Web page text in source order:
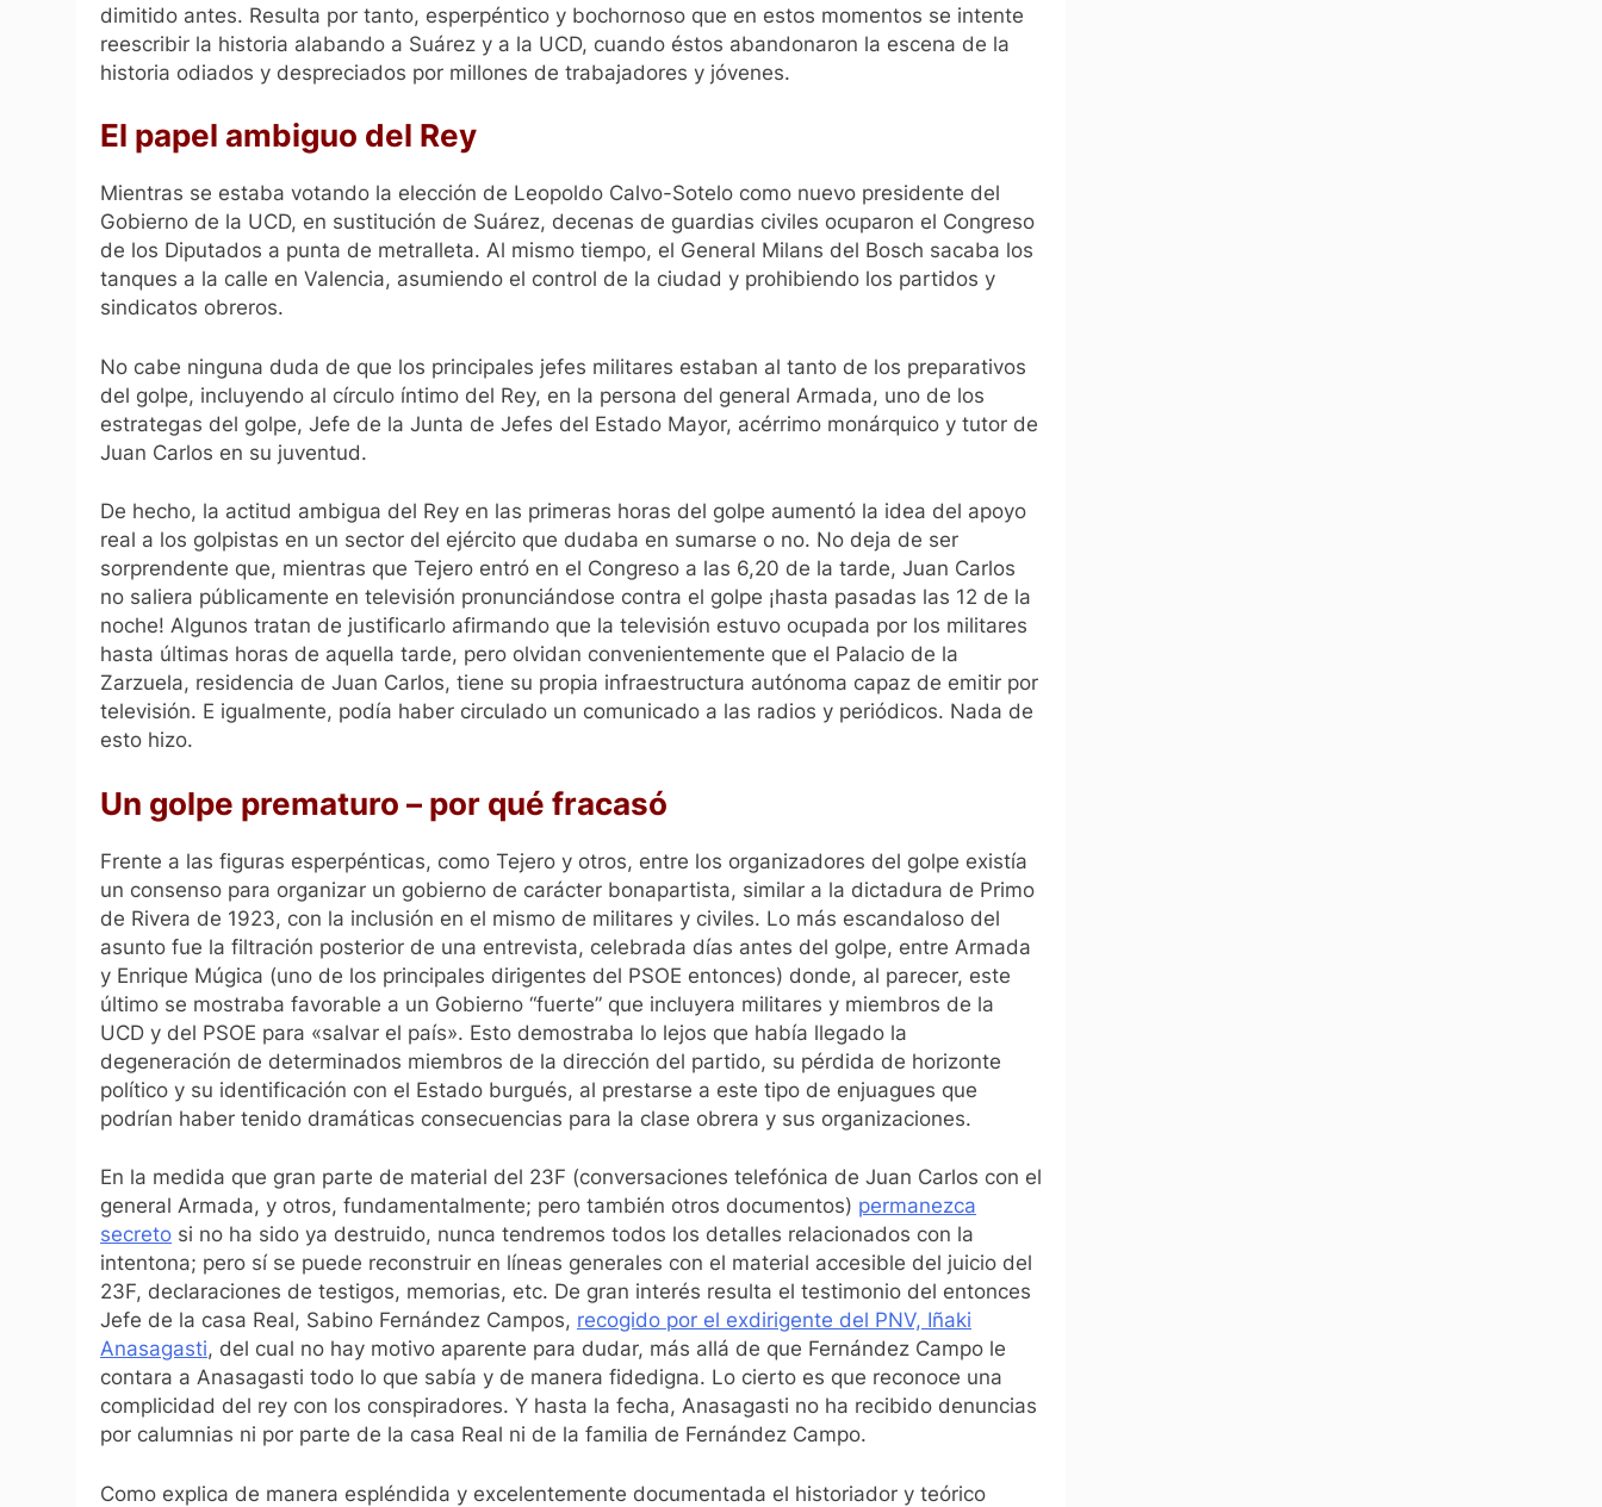
dimitido antes. Resulta por tanto, esperpéntico y bochornoso que en estos momentos se intente
reescribir la historia alabando a Suárez y a la UCD, cuando éstos abandonaron la escena de la
historia odiados y despreciados por millones de trabajadores y jóvenes.
El papel ambiguo del Rey
Mientras se estaba votando la elección de Leopoldo Calvo-Sotelo como nuevo presidente del
Gobierno de la UCD, en sustitución de Suárez, decenas de guardias civiles ocuparon el Congreso
de los Diputados a punta de metralleta. Al mismo tiempo, el General Milans del Bosch sacaba los
tanques a la calle en Valencia, asumiendo el control de la ciudad y prohibiendo los partidos y
sindicatos obreros.
No cabe ninguna duda de que los principales jefes militares estaban al tanto de los preparativos
del golpe, incluyendo al círculo íntimo del Rey, en la persona del general Armada, uno de los
estrategas del golpe, Jefe de la Junta de Jefes del Estado Mayor, acérrimo monárquico y tutor de
Juan Carlos en su juventud.
De hecho, la actitud ambigua del Rey en las primeras horas del golpe aumentó la idea del apoyo
real a los golpistas en un sector del ejército que dudaba en sumarse o no. No deja de ser
sorprendente que, mientras que Tejero entró en el Congreso a las 6,20 de la tarde, Juan Carlos
no saliera públicamente en televisión pronunciándose contra el golpe ¡hasta pasadas las 12 de la
noche! Algunos tratan de justificarlo afirmando que la televisión estuvo ocupada por los militares
hasta últimas horas de aquella tarde, pero olvidan convenientemente que el Palacio de la
Zarzuela, residencia de Juan Carlos, tiene su propia infraestructura autónoma capaz de emitir por
televisión. E igualmente, podía haber circulado un comunicado a las radios y periódicos. Nada de
esto hizo.
Un golpe prematuro – por qué fracasó
Frente a las figuras esperpénticas, como Tejero y otros, entre los organizadores del golpe existía
un consenso para organizar un gobierno de carácter bonapartista, similar a la dictadura de Primo
de Rivera de 1923, con la inclusión en el mismo de militares y civiles. Lo más escandaloso del
asunto fue la filtración posterior de una entrevista, celebrada días antes del golpe, entre Armada
y Enrique Múgica (uno de los principales dirigentes del PSOE entonces) donde, al parecer, este
último se mostraba favorable a un Gobierno “fuerte” que incluyera militares y miembros de la
UCD y del PSOE para «salvar el país». Esto demostraba lo lejos que había llegado la
degeneración de determinados miembros de la dirección del partido, su pérdida de horizonte
político y su identificación con el Estado burgués, al prestarse a este tipo de enjuagues que
podrían haber tenido dramáticas consecuencias para la clase obrera y sus organizaciones.
En la medida que gran parte de material del 23F (conversaciones telefónica de Juan Carlos con el
general Armada, y otros, fundamentalmente; pero también otros documentos) permanezca
secreto si no ha sido ya destruido, nunca tendremos todos los detalles relacionados con la
intentona; pero sí se puede reconstruir en líneas generales con el material accesible del juicio del
23F, declaraciones de testigos, memorias, etc. De gran interés resulta el testimonio del entonces
Jefe de la casa Real, Sabino Fernández Campos, recogido por el exdirigente del PNV, Iñaki
Anasagasti, del cual no hay motivo aparente para dudar, más allá de que Fernández Campo le
contara a Anasagasti todo lo que sabía y de manera fidedigna. Lo cierto es que reconoce una
complicidad del rey con los conspiradores. Y hasta la fecha, Anasagasti no ha recibido denuncias
por calumnias ni por parte de la casa Real ni de la familia de Fernández Campo.
Como explica de manera espléndida y excelentemente documentada el historiador y teórico